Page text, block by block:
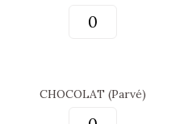
CHOCOLAT (Parvé)